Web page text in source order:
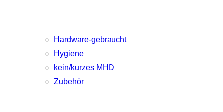
Hardware-gebraucht
Hygiene
kein/kurzes MHD
Zubehör